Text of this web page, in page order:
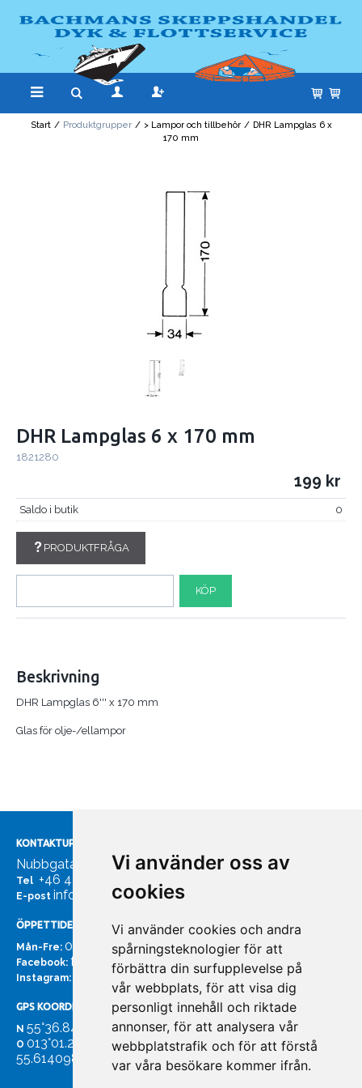
Vi använder oss av
cookies
Vi använder cookies och andra
spårningsteknologier för att
förbättra din surfupplevelse på
vår webbplats, för att visa dig
personligt innehåll och riktade
annonser, för att analysera vår
webbplatstrafik och för att förstå
var våra besökare kommer ifrån.
Start / Produktgrupper / > Lampor och tillbehör / DHR Lampglas 6 x
170 mm
DHR Lampglas 6 x 170 mm
1821280
199
Saldo i butik 0
PRODUKTFRÅGA
KÖP
Beskrivning
DHR Lampglas 6''' x 170 mm
Glas för olje-/ellampor
KONTAKTUPPGIFTER
Nubbgatan 7, 211 24 Malmö
Tel +46 40185561
E-post info@bachmans.se
ÖPPETTIDER
Mån-Fre: 07:00 - 16:00
Facebook: facebook.com/bachmans.se
Instagram: instagram.com/bachmans.se
GPS KOORDINATER
N 55°36.847
O 013°01.255'
55.614098. 13.020931'